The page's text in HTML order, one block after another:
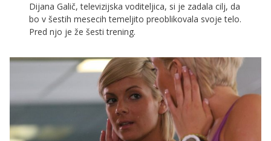
Dijana Galič, televizijska voditeljica, si je zadala cilj, da
bo v šestih mesecih temeljito preoblikovala svoje telo.
Pred njo je že šesti trening.